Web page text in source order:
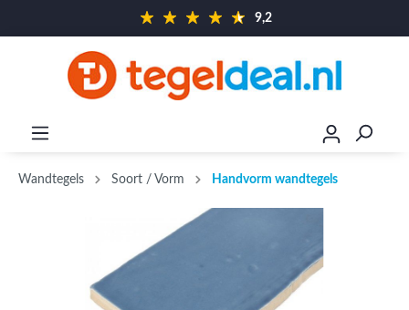
9,2
Wandtegels Soort / Vorm Handvorm wandtegels